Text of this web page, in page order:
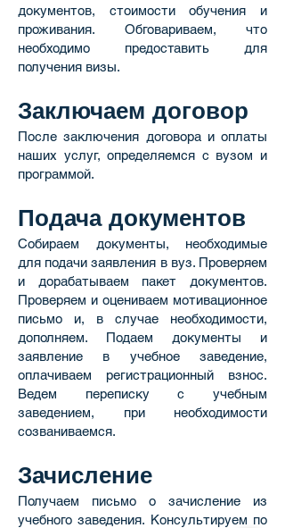
документов, стоимости обучения и
проживания. Обговариваем, что
необходимо предоставить для
получения визы.
Заключаем договор
После заключения договора и оплаты
наших услуг, определяемся с вузом и
программой.
Подача документов
Собираем документы, необходимые
для подачи заявления в вуз. Проверяем
и дорабатываем пакет документов.
Проверяем и оцениваем мотивационное
письмо и, в случае необходимости,
дополняем. Подаем документы и
заявление в учебное заведение,
оплачиваем регистрационный взнос.
Ведем переписку с учебным
заведением, при необходимости
созваниваемся.
Зачисление
Получаем письмо о зачисление из
учебного заведения. Консультируем по